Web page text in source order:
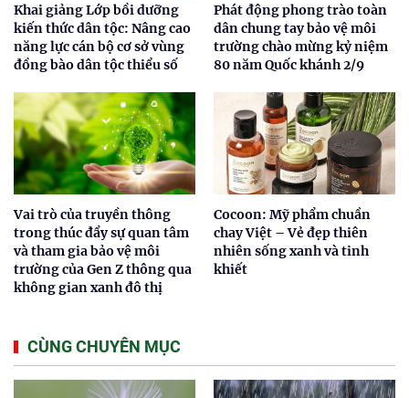
Khai giảng Lớp bồi dưỡng
kiến thức dân tộc: Nâng cao
năng lực cán bộ cơ sở vùng
đồng bào dân tộc thiểu số
Phát động phong trào toàn
dân chung tay bảo vệ môi
trường chào mừng kỷ niệm
80 năm Quốc khánh 2/9
Vai trò của truyền thông
trong thúc đẩy sự quan tâm
và tham gia bảo vệ môi
trường của Gen Z thông qua
không gian xanh đô thị
Cocoon: Mỹ phẩm chuần
chay Việt – Vẻ đẹp thiên
nhiên sống xanh và tinh
khiết
CÙNG CHUYÊN MỤC